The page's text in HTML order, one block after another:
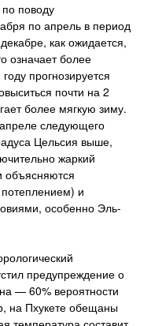
поводу
по апрель в период
как ожидается,
означает более
прогнозируется
почти на 2
более мягкую зиму.
следующего
Цельсия выше,
жаркий
объясняются
и
особенно Эль-
предупреждение о
— 60% вероятности
на Пхукете обещаны